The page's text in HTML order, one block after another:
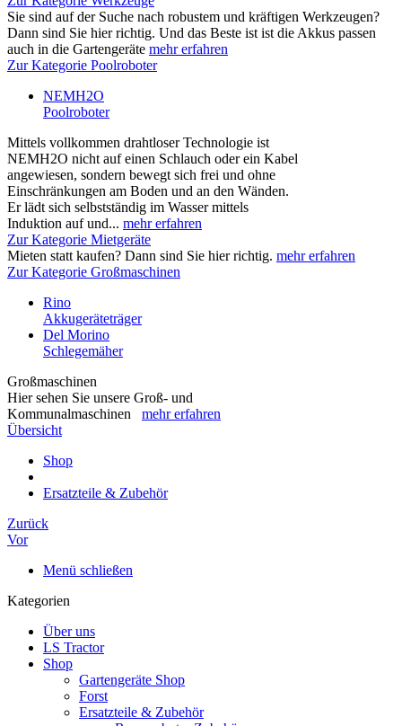
Sie sind auf der Suche nach robustem und kräftigen Werkzeugen?
Dann sind Sie hier richtig. Und das Beste ist ist die Akkus passen
auch in die Gartengeräte mehr erfahren
Zur Kategorie Poolroboter
NEMH2O
Poolroboter
Mittels vollkommen drahtloser Technologie ist
NEMH2O nicht auf einen Schlauch oder ein Kabel
angewiesen, sondern bewegt sich frei und ohne
Einschränkungen am Boden und an den Wänden.
Er lädt sich selbstständig im Wasser mittels
Induktion auf und... mehr erfahren
Zur Kategorie Mietgeräte
Mieten statt kaufen? Dann sind Sie hier richtig. mehr erfahren
Zur Kategorie Großmaschinen
Rino
Akkugeräteträger
Del Morino
Schlegemäher
Großmaschinen
Hier sehen Sie unsere Groß- und
Kommunalmaschinen mehr erfahren
Übersicht
Shop
Ersatzteile & Zubehör
Zurück
Vor
Menü schließen
Kategorien
Über uns
LS Tractor
Shop
Gartengeräte Shop
Forst
Ersatzteile & Zubehör